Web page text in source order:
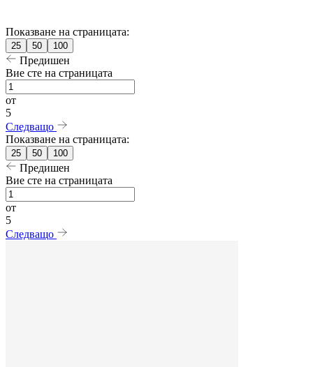
Показване на страницата:
25 50 100
Предишен
Вие сте на страницата
от
5
Следващо
Показване на страницата:
25 50 100
Предишен
Вие сте на страницата
от
5
Следващо